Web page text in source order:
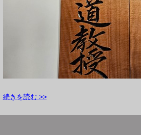
続きを読む >>